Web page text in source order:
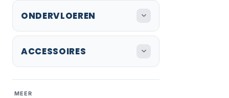
ONDERVLOEREN
ACCESSOIRES
MEER